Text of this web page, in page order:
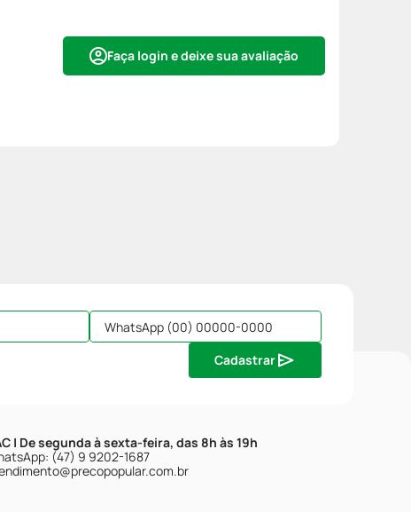
Faça login e deixe sua avaliação
Cadastrar
| De segunda à sexta-feira, das 8h às 19h
(47) 9 9202-1687